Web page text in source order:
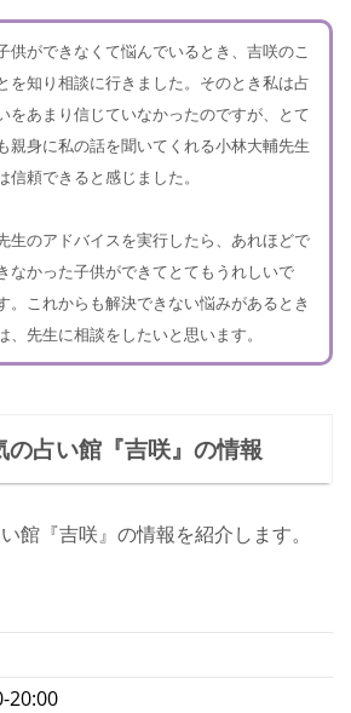
供ができなくて悩んでいるとき、吉咲のこ
を知り相談に行きました。そのとき私は占
をあまり信じていなかったのですが、とて
親身に私の話を聞いてくれる小林大輔先生
信頼できると感じました。
生のアドバイスを実行したら、あれほどで
なかった子供ができてとてもうれしいで
。これからも解決できない悩みがあるとき
、先生に相談をしたいと思います。
の占い館『吉咲』の情報
館『吉咲』の情報を紹介します。
20:00